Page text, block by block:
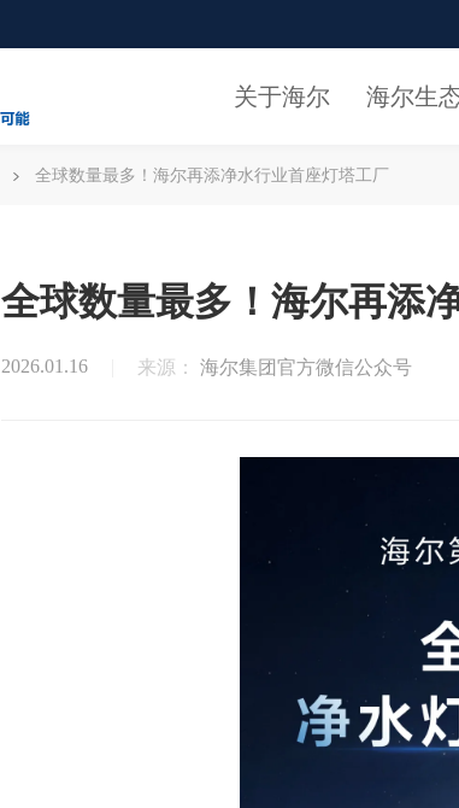
关于海尔 海尔生
全球数量最多！海尔再添净水行业首座灯塔工厂
全球数量最多！海尔再添
2026.01.16 来源： 海尔集团官方微信公众号